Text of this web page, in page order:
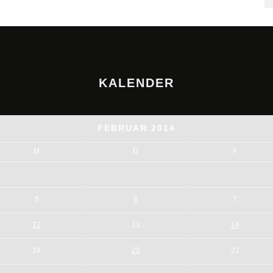
KALENDER
FEBRUAR 2014
M D F
5 6 7
12 13 14
19 20 21